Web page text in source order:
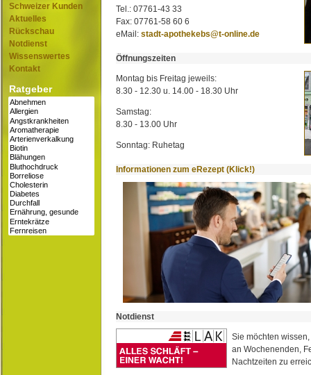
Schweizer Kunden
Aktuelles
Rückschau
Notdienst
Wissenswertes
Kontakt
Ratgeber
Tel.: 07761-43 33
Fax: 07761-58 60 6
eMail: stadt-apothekebs@t-online.de
Öffnungszeiten
Montag bis Freitag jeweils:
8.30 - 12.30 u. 14.00 - 18.30 Uhr
Samstag:
8.30 - 13.00 Uhr
Sonntag: Ruhetag
Informationen zum eRezept (Klick!)
Notdienst
Sie möchten
an Wochenenden,
Nachtzeiten zu